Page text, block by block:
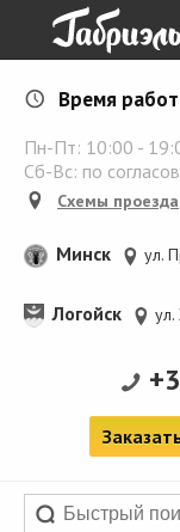
Время
Пн-Пт: 10:00 -
Сб-Вс: по
Схемы проезда
Минск ул.
Логойск ул.